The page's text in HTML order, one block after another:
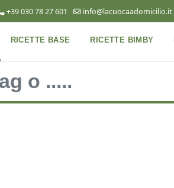
+39 030 78 27 601 info@lacuocaadomicilio.it
RICETTE BASE RICETTE BIMBY